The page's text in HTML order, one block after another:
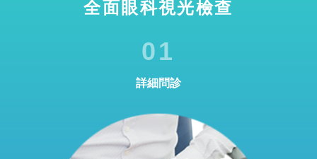
全面眼科視光檢查
01
詳細問診